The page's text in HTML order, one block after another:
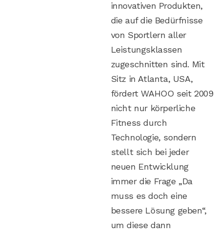
innovativen Produkten,
die auf die Bedürfnisse
von Sportlern aller
Leistungsklassen
zugeschnitten sind. Mit
Sitz in Atlanta, USA,
fördert WAHOO seit 2009
nicht nur körperliche
Fitness durch
Technologie, sondern
stellt sich bei jeder
neuen Entwicklung
immer die Frage „Da
muss es doch eine
bessere Lösung geben“,
um diese dann